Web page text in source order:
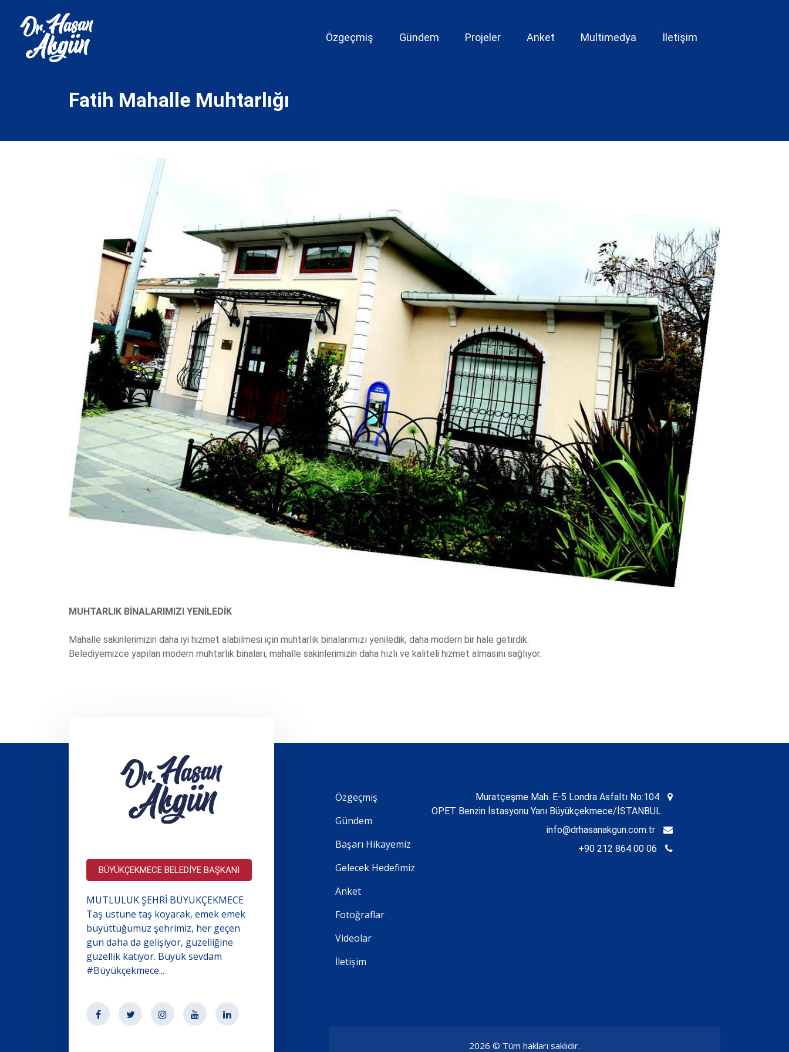
Özgeçmiş Gündem Projeler Anket Multimedya İletişim
Fatih Mahalle Muhtarlığı
MUHTARLIK BİNALARIMIZI YENİLEDİK
Mahalle sakinlerimizin daha iyi hizmet alabilmesi için muhtarlık binalarımızı yeniledik, daha modern bir hale getirdik.
Belediyemizce yapılan modern muhtarlık binaları, mahalle sakinlerimizin daha hızlı ve kaliteli hizmet almasını sağlıyor.
BÜYÜKÇEKMECE BELEDİYE BAŞKANI
MUTLULUK ŞEHRİ BÜYÜKÇEKMECE
Taş üstüne taş koyarak, emek emek
büyüttüğümüz şehrimiz, her geçen
gün daha da gelişiyor, güzelliğine
güzellik katıyor. Büyük sevdam
#Büyükçekmece...
Özgeçmiş
Gündem
Başarı Hikayemiz
Gelecek Hedefimiz
Anket
Fotoğraflar
Videolar
İletişim
Muratçeşme Mah. E-5 Londra Asfaltı No:104
OPET Benzin İstasyonu Yanı Büyükçekmece/İSTANBUL
info@drhasanakgun.com.tr
+90 212 864 00 06
2026 © Tüm hakları saklıdır.